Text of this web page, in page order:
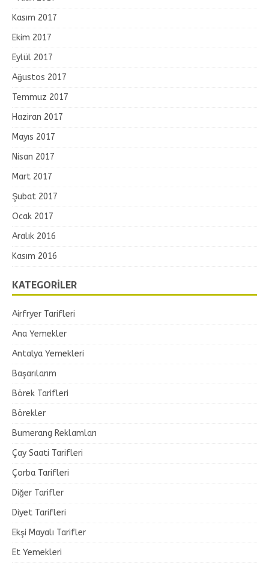
Kasım 2017
Ekim 2017
Eylül 2017
Ağustos 2017
Temmuz 2017
Haziran 2017
Mayıs 2017
Nisan 2017
Mart 2017
Şubat 2017
Ocak 2017
Aralık 2016
Kasım 2016
KATEGORILER
Airfryer Tarifleri
Ana Yemekler
Antalya Yemekleri
Başarılarım
Börek Tarifleri
Börekler
Bumerang Reklamları
Çay Saati Tarifleri
Çorba Tarifleri
Diğer Tarifler
Diyet Tarifleri
Ekşi Mayalı Tarifler
Et Yemekleri